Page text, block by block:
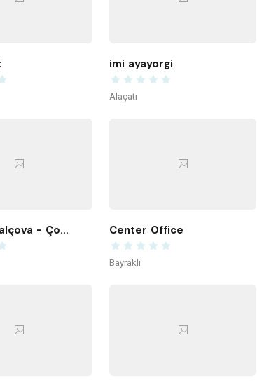
imi ayayorgi
Alaçatı
Kidzone Balçova - Çocuk Gelişim ve Aktivite Merkezi Center Office
Bayraklı